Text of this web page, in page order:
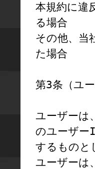
本規約に違
る場合
その他、当
た場合
第3条（ユ
ユーザーは
のユーザー
するものと
ユーザーは